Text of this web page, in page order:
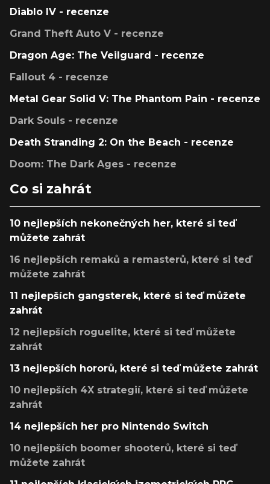
Diablo IV - recenze
Grand Theft Auto V - recenze
Dragon Age: The Veilguard - recenze
Fallout 4 - recenze
Metal Gear Solid V: The Phantom Pain - recenze
Dark Souls - recenze
Death Stranding 2: On the Beach - recenze
Doom: The Dark Ages - recenze
Co si zahrát
10 nejlepších nekonečných her, které si teď
můžete zahrát
16 nejlepších remaků a remasterů, které si teď
můžete zahrát
11 nejlepších gangsterek, které si teď můžete
zahrát
12 nejlepších roguelite, které si teď můžete
zahrát
13 nejlepších hororů, které si teď můžete zahrát
10 nejlepších 4X strategií, které si teď můžete
zahrát
14 nejlepších her pro Nintendo Switch
10 nejlepších boomer shooterů, které si teď
můžete zahrát